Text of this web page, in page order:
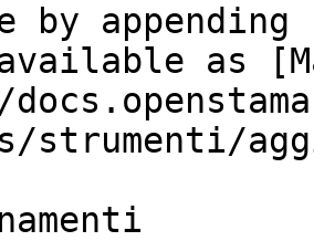
by
as
strumenti/